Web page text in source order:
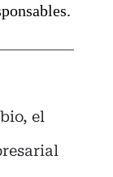
el